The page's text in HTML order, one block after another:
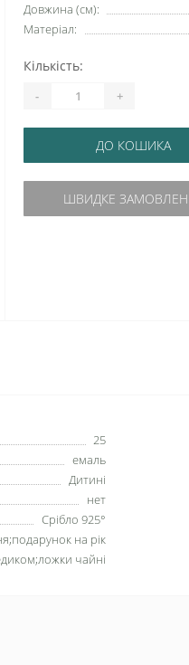
Довжина (см):
Матеріал:
Кількість:
- +
ДО КОШИКА
ШВИДКЕ
25
емаль
Дитині
нет
Срібло 925°
на рік
чайні